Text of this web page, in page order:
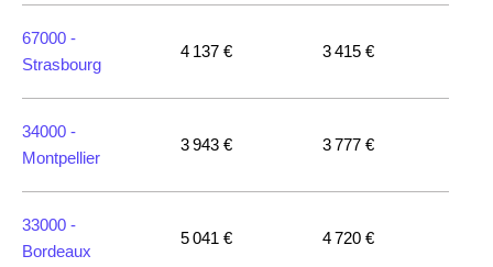
67000 -
Strasbourg
4 137 € 3 415 €
34000 -
Montpellier
3 943 € 3 777 €
33000 -
Bordeaux
5 041 € 4 720 €